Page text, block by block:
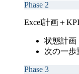
Phase 2
Excel計画＋KPI
状態計画
次の一歩
Phase 3